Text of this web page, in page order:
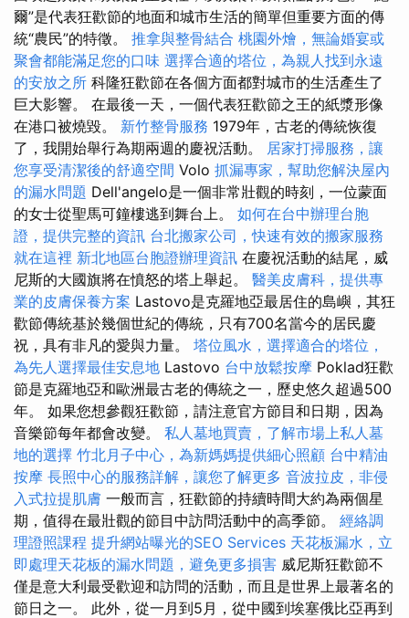
爾”是代表狂歡節的地面和城市生活的簡單但重要方面的傳
統“農民”的特徵。 推拿與整骨結合 桃園外燴，無論婚宴或
聚會都能滿足您的口味 選擇合適的塔位，為親人找到永遠
的安放之所 科隆狂歡節在各個方面都對城市的生活產生了
巨大影響。 在最後一天，一個代表狂歡節之王的紙漿形像
在港口被燒毀。 新竹整骨服務 1979年，古老的傳統恢復
了，我開始舉行為期兩週的慶祝活動。 居家打掃服務，讓
您享受清潔後的舒適空間 Volo 抓漏專家，幫助您解決屋內
的漏水問題 Dell'angelo是一個非常壯觀的時刻，一位蒙面
的女士從聖馬可鐘樓逃到舞台上。 如何在台中辦理台胞
證，提供完整的資訊 台北搬家公司，快速有效的搬家服務
就在這裡 新北地區台胞證辦理資訊 在慶祝活動的結尾，威
尼斯的大國旗將在憤怒的塔上舉起。 醫美皮膚科，提供專
業的皮膚保養方案 Lastovo是克羅地亞最居住的島嶼，其狂
歡節傳統基於幾個世紀的傳統，只有700名當今的居民慶
祝，具有非凡的愛與力量。 塔位風水，選擇適合的塔位，
為先人選擇最佳安息地 Lastovo 台中放鬆按摩 Poklad狂歡
節是克羅地亞和歐洲最古老的傳統之一，歷史悠久超過500
年。 如果您想參觀狂歡節，請注意官方節目和日期，因為
音樂節每年都會改變。 私人墓地買賣，了解市場上私人墓
地的選擇 竹北月子中心，為新媽媽提供細心照顧 台中精油
按摩 長照中心的服務詳解，讓您了解更多 音波拉皮，非侵
入式拉提肌膚 一般而言，狂歡節的持續時間大約為兩個星
期，值得在最壯觀的節目中訪問活動中的高季節。 經絡調
理證照課程 提升網站曝光的SEO Services 天花板漏水，立
即處理天花板的漏水問題，避免更多損害 威尼斯狂歡節不
僅是意大利最受歡迎和訪問的活動，而且是世界上最著名的
節日之一。 此外，從一月到5月，從中國到埃塞俄比亞再到